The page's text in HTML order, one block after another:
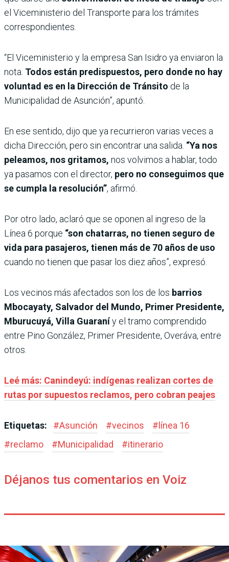
el Viceministerio del Transporte para los trámites
correspondientes.
“El Viceministerio y la empresa San Isidro ya enviaron la
nota. Todos están predispuestos, pero donde no hay
voluntad es en la Dirección de Tránsito de la
Municipalidad de Asunción”, apuntó.
En ese sentido, dijo que ya recurrieron varias veces a
dicha Dirección, pero sin encontrar una salida. “Ya nos
peleamos, nos gritamos, nos volvimos a hablar, todo
ya pasamos con el director, pero no conseguimos que
se cumpla la resolución”, afirmó.
Por otro lado, aclaró que se oponen al ingreso de la
Línea 6 porque “son chatarras, no tienen seguro de
vida para pasajeros, tienen más de 70 años de uso
cuando no tienen que pasar los diez años”, expresó.
Los vecinos más afectados son los de los barrios
Mbocayaty, Salvador del Mundo, Primer Presidente,
Mburucuyá, Villa Guaraníy el tramo comprendido
entre Pino González, Primer Presidente, Overáva, entre
otros.
Leé más: Canindeyú: indígenas realizan cortes de
rutas por supuestos reclamos, pero cobran peajes
Etiquetas: #Asunción #vecinos #línea 16
#reclamo #Municipalidad #itinerario
Déjanos tus comentarios en Voiz